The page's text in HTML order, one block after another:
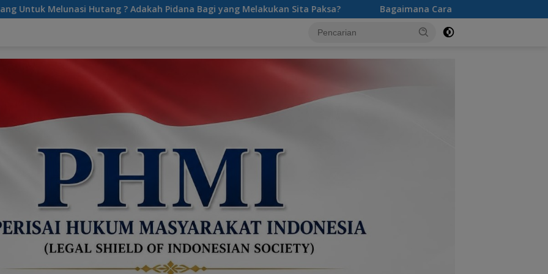
? Adakah Pidana Bagi yang Melakukan Sita Paksa? Bagaimana Cara Pembuktian Utang Piutang Tanpa